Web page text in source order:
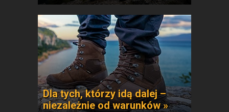
Dla tych, którzy idą dalej –
niezależnie od warunków »